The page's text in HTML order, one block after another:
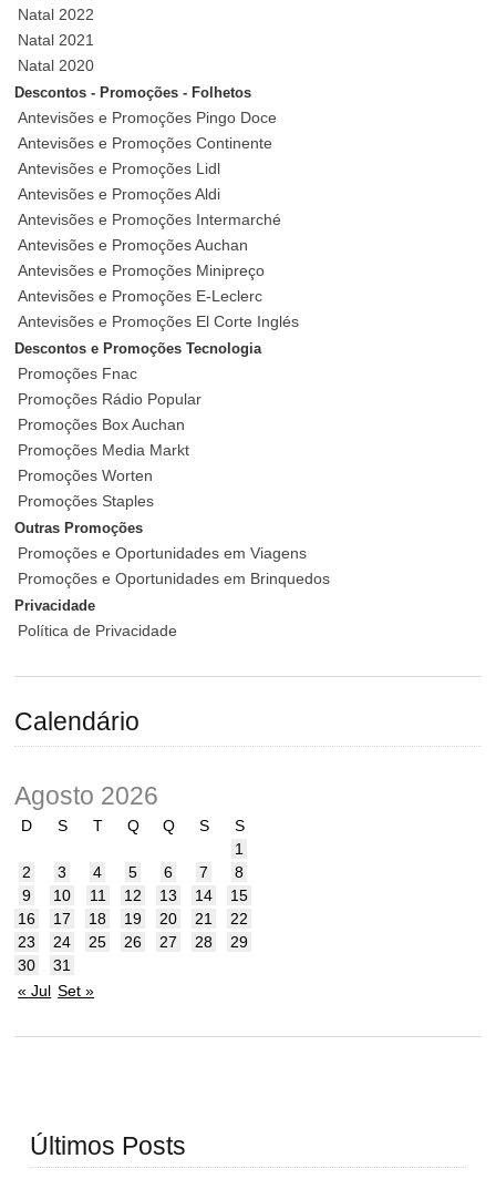
Natal 2022
Natal 2021
Natal 2020
Descontos - Promoções - Folhetos
Antevisões e Promoções Pingo Doce
Antevisões e Promoções Continente
Antevisões e Promoções Lidl
Antevisões e Promoções Aldi
Antevisões e Promoções Intermarché
Antevisões e Promoções Auchan
Antevisões e Promoções Minipreço
Antevisões e Promoções E-Leclerc
Antevisões e Promoções El Corte Inglés
Descontos e Promoções Tecnologia
Promoções Fnac
Promoções Rádio Popular
Promoções Box Auchan
Promoções Media Markt
Promoções Worten
Promoções Staples
Outras Promoções
Promoções e Oportunidades em Viagens
Promoções e Oportunidades em Brinquedos
Privacidade
Política de Privacidade
Calendário
Agosto 2026
D S T Q Q S
S
1
2
3 4 5 6 7
8
9
10 11 12 13 14
15
16
17 18 19 20 21
22
23
24 25 26 27 28
29
30
31
« Jul Set »
Últimos Posts